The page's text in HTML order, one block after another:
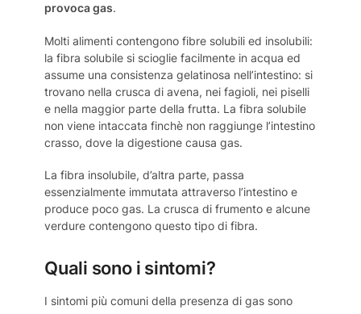
provoca gas.
Molti alimenti contengono fibre solubili ed insolubili:
la fibra solubile si scioglie facilmente in acqua ed
assume una consistenza gelatinosa nell’intestino: si
trovano nella crusca di avena, nei fagioli, nei piselli
e nella maggior parte della frutta. La fibra solubile
non viene intaccata finchè non raggiunge l’intestino
crasso, dove la digestione causa gas.
La fibra insolubile, d’altra parte, passa
essenzialmente immutata attraverso l’intestino e
produce poco gas. La crusca di frumento e alcune
verdure contengono questo tipo di fibra.
Quali sono i sintomi?
I sintomi più comuni della presenza di gas sono